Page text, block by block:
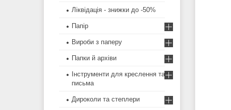
Ліквідація - знижки до -50%
Папір
Вироби з паперу
Папки й архіви
Інструменти для креслення та
письма
Дироколи та степлери